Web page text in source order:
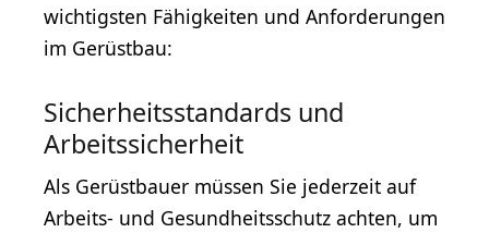
wichtigsten Fähigkeiten und Anforderungen
im Gerüstbau:
Sicherheitsstandards und
Arbeitssicherheit
Als Gerüstbauer müssen Sie jederzeit auf
Arbeits- und Gesundheitsschutz achten, um